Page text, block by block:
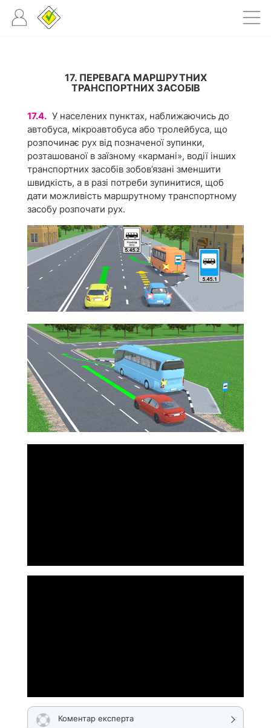
17. ПЕРЕВАГА МАРШРУТНИХ
ТРАНСПОРТНИХ ЗАСОБІВ
17.4. У населених пунктах, наближаючись до
автобуса, мікроавтобуса або тролейбуса, що
розпочинає рух від позначеної зупинки,
розташованої в заїзному «кармані», водії інших
транспортних засобів зобов’язані зменшити
швидкість, а в разі потреби зупинитися, щоб
дати можливість маршрутному транспортному
засобу розпочати рух.
Коментар експерта